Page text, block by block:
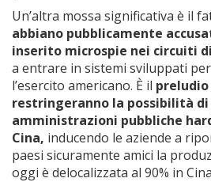
Un’altra mossa significativa è il
abbiano pubblicamente
inserito microspie nei circuiti
a entrare in sistemi sviluppati
l’esercito americano. È il
restringeranno la possibilità
amministrazioni pubbliche
Cina, inducendo le aziende a
paesi sicuramente amici la
oggi è delocalizzata al 90% in